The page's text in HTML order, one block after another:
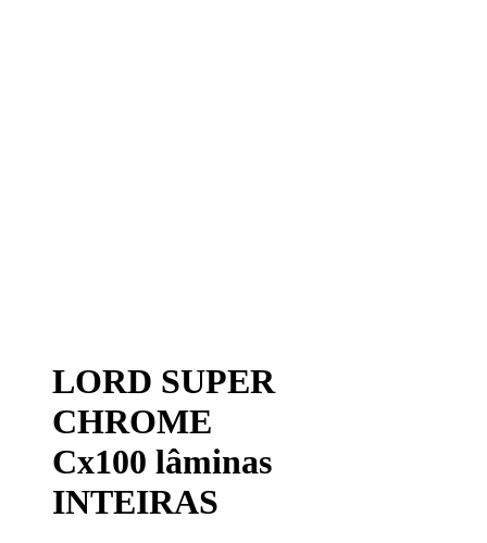
LORD SUPER
CHROME
Cx100 lâminas
INTEIRAS